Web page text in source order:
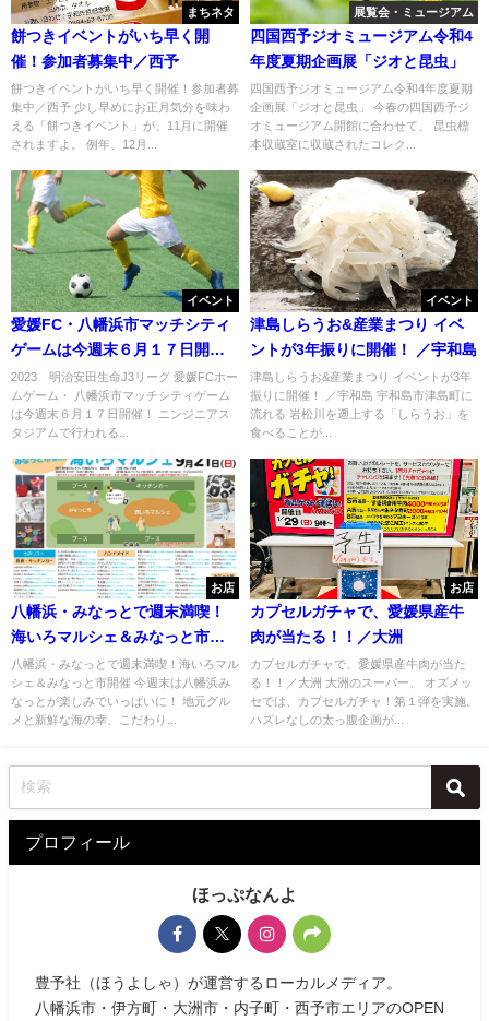
まちネタ
餅つきイベントがいち早く開
催！参加者募集中／西予
餅つきイベントがいち早く開催！参加者募
集中／西予 少し早めにお正月気分を味わ
える「餅つきイベント」が、11月に開催
されますよ。 例年、12月...
展覧会・ミュージアム
四国西予ジオミュージアム令和4
年度夏期企画展「ジオと昆虫」
四国西予ジオミュージアム令和4年度夏期
企画展「ジオと昆虫」 今春の四国西予ジ
オミュージアム開館に合わせて、 昆虫標
本収蔵室に収蔵されたコレク...
イベント
愛媛FC・八幡浜市マッチシティ
ゲームは今週末６月１７日開
催！
2023 明治安田生命J3リーグ 愛媛FCホー
ムゲーム・ 八幡浜市マッチシティゲーム
は今週末６月１７日開催！ ニンジニアス
タジアムで行われる...
イベント
津島しらうお&産業まつり イベ
ントが3年振りに開催！ ／宇和島
津島しらうお&産業まつり イベントが3年
振りに開催！ ／宇和島 宇和島市津島町に
流れる 岩松川を遡上する「しらうお」を
食べることが...
お店
八幡浜・みなっとで週末満喫！
海いろマルシェ＆みなっと市開
催
八幡浜・みなっとで週末満喫！海いろマル
シェ＆みなっと市開催 今週末は八幡浜み
なっとが楽しみでいっぱいに！ 地元グル
メと新鮮な海の幸、こだわり...
お店
カプセルガチャで、愛媛県産牛
肉が当たる！！／大洲
カプセルガチャで、愛媛県産牛肉が当た
る！！／大洲 大洲のスーパー、 オズメッ
セでは、カプセルガチャ！第１弾を実施。
ハズレなしの太っ腹企画が...
プロフィール
ほっぷなんよ
豊予社（ほうよしゃ）が運営するローカルメディア。
八幡浜市・伊方町・大洲市・内子町・西予市エリアのOPEN